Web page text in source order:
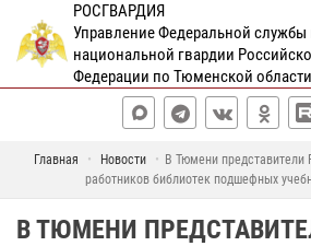
РОСГВАРДИЯ
Управление Федеральной службы
национальной гвардии
Федерации по Тюменской области
Главная Новости
В Тюмени представители
работников библиотек подшефных
В ТЮМЕНИ